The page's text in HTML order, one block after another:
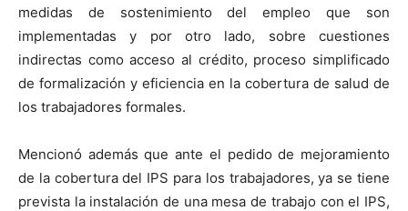
medidas de sostenimiento del empleo que son
implementadas y por otro lado, sobre cuestiones
indirectas como acceso al crédito, proceso simplificado
de formalización y eficiencia en la cobertura de salud de
los trabajadores formales.
Mencionó además que ante el pedido de mejoramiento
de la cobertura del IPS para los trabajadores, ya se tiene
prevista la instalación de una mesa de trabajo con el IPS,